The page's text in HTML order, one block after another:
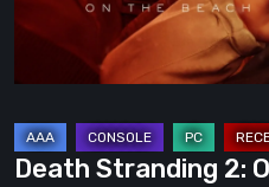
recensione
–
viaggio
oltre
Death Stranding 2: